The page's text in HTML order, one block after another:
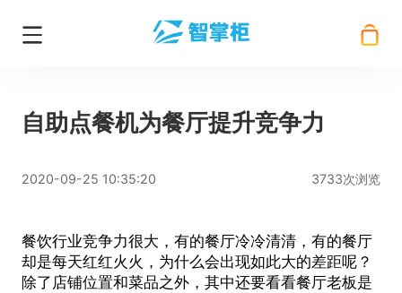
自助点餐机为餐厅提升竞争力
2020-09-25 10:35:20 3733次浏览
餐饮行业竞争力很大，有的餐厅冷冷清清，有的餐厅
却是每天红红火火，为什么会出现如此大的差距呢？
除了店铺位置和菜品之外，其中还要看看餐厅老板是